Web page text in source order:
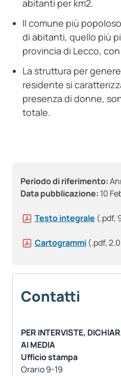
Periodo di riferimento:
Data pubblicazione: 10
Testo integrale (.pdf,
Cartogrammi (.pdf,
Contatti
PER INTERVISTE,
AI MEDIA
Ufficio stampa
Orario 9-19
abitanti per km2.
Il comune più
di abitanti, quello più
provincia di Lecco,
La struttura per
residente si
presenza di donne,
totale.